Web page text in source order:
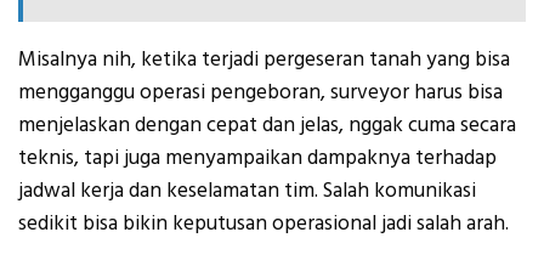
Misalnya nih, ketika terjadi pergeseran tanah yang bisa
mengganggu operasi pengeboran, surveyor harus bisa
menjelaskan dengan cepat dan jelas, nggak cuma secara
teknis, tapi juga menyampaikan dampaknya terhadap
jadwal kerja dan keselamatan tim. Salah komunikasi
sedikit bisa bikin keputusan operasional jadi salah arah.